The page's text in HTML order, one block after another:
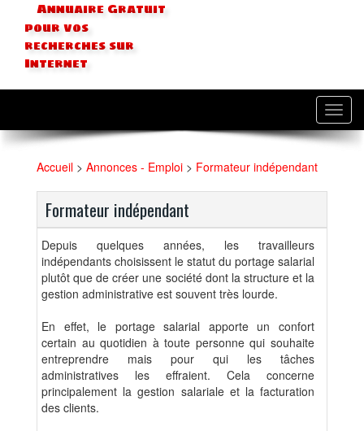
Annuaire Gratuit
pour vos
recherches sur
Internet
Accueil > Annonces - Emploi > Formateur indépendant
Formateur indépendant
Depuis quelques années, les travailleurs
indépendants choisissent le statut du portage salarial
plutôt que de créer une société dont la structure et la
gestion administrative est souvent très lourde.
En effet, le portage salarial apporte un confort
certain au quotidien à toute personne qui souhaite
entreprendre mais pour qui les tâches
administratives les effraient. Cela concerne
principalement la gestion salariale et la facturation
des clients.